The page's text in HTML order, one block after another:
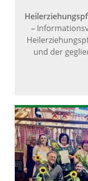
–
und der